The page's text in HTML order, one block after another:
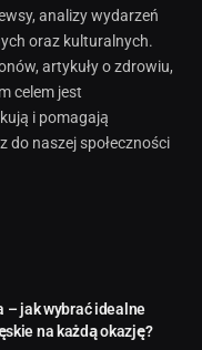
analizy wydarzeń
oraz kulturalnych.
artykuły o zdrowiu,
celem jest
i pomagają
do naszej społeczności
– jak wybrać idealne
na każdą okazję?